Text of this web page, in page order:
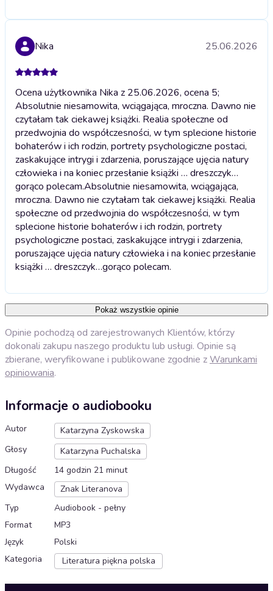
Nika 25.06.2026
Ocena użytkownika Nika z 25.06.2026, ocena 5;
Absolutnie niesamowita, wciągająca, mroczna. Dawno nie
czytałam tak ciekawej książki. Realia społeczne od
przedwojnia do współczesności, w tym splecione historie
bohaterów i ich rodzin, portrety psychologiczne postaci,
zaskakujące intrygi i zdarzenia, poruszające ujęcia natury
człowieka i na koniec przesłanie książki … dreszczyk…
gorąco polecam.Absolutnie niesamowita, wciągająca,
mroczna. Dawno nie czytałam tak ciekawej książki. Realia
społeczne od przedwojnia do współczesności, w tym
splecione historie bohaterów i ich rodzin, portrety
psychologiczne postaci, zaskakujące intrygi i zdarzenia,
poruszające ujęcia natury człowieka i na koniec przesłanie
książki … dreszczyk…gorąco polecam.
Pokaż wszystkie opinie
Opinie pochodzą od zarejestrowanych Klientów, którzy
dokonali zakupu naszego produktu lub usługi. Opinie są
zbierane, weryfikowane i publikowane zgodnie zWarunkami
opiniowania.
Informacje o audiobooku
Autor
Katarzyna Zyskowska
Głosy
Katarzyna Puchalska
Długość
14 godzin 21 minut
Wydawca
Znak Literanova
Typ
Audiobook - pełny
Format
MP3
Język
Polski
Kategoria
Literatura piękna polska